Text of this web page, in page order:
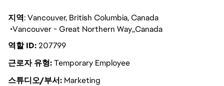
지역: Vancouver, British Columbia, Canada
Vancouver - Great Northern Way Canada
역할 ID207799
근로자 유형Temporary Employee
스튜디오/부서 Marketing